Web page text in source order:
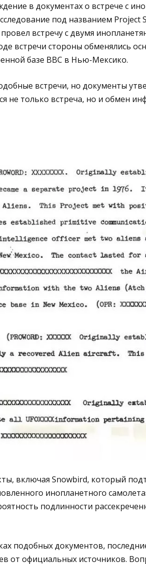
в документах о встрече с
под названием Project
встречу с двумя
встречи стороны обменялись
базе ВВС в Нью-Мексико.
встречи, но документы
не только встреча, но и обмен
включая Snowbird, который
инопланетного
подлинности
подобных документов,
от официальных источников.